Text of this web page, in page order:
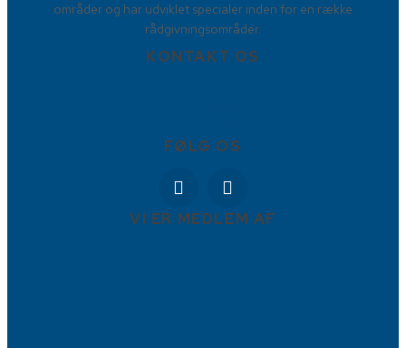
områder og har udviklet specialer inden for en række
rådgivningsområder.
KONTAKT OS
FØLG OS
VI ER MEDLEM AF